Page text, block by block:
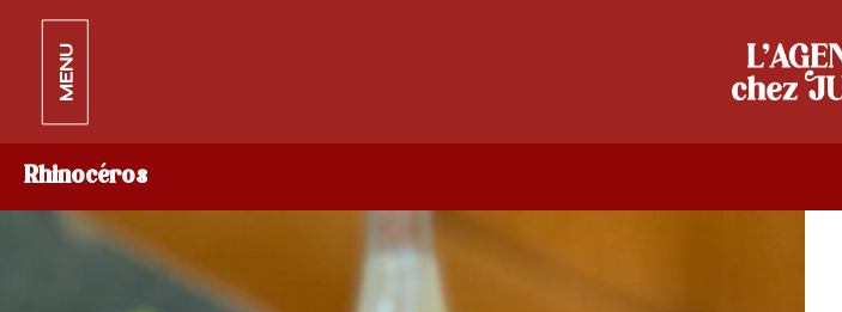
MENU
Rhinocéros